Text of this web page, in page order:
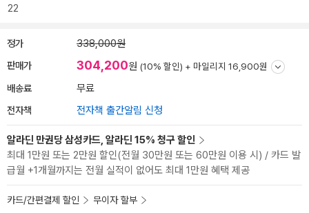
22
정가 338,000원
판매가 304,200원 (10% 할인) + 마일리지 16,900원
배송료 무료
전자책 전자책 출간알림 신청
알라딘 만권당 삼성카드, 알라딘 15% 청구 할인
최대 1만원 또는 2만원 할인(전월 30만원 또는 60만원 이용 시) / 카드 발
급월 +1개월까지는 전월 실적이 없어도 최대 1만원 혜택 제공
카드/간편결제 할인 무이자 할부